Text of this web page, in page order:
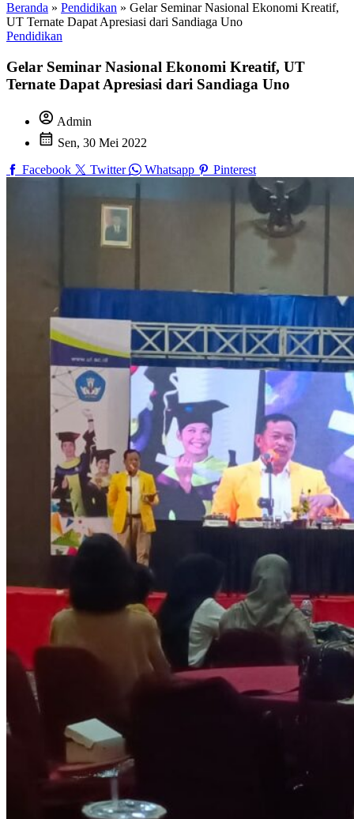
Beranda » Pendidikan » Gelar Seminar Nasional Ekonomi Kreatif,
UT Ternate Dapat Apresiasi dari Sandiaga Uno
Pendidikan
Gelar Seminar Nasional Ekonomi Kreatif, UT
Ternate Dapat Apresiasi dari Sandiaga Uno
account_circle Admin
calendar_month Sen, 30 Mei 2022
Facebook
Twitter Whatsapp Pinterest